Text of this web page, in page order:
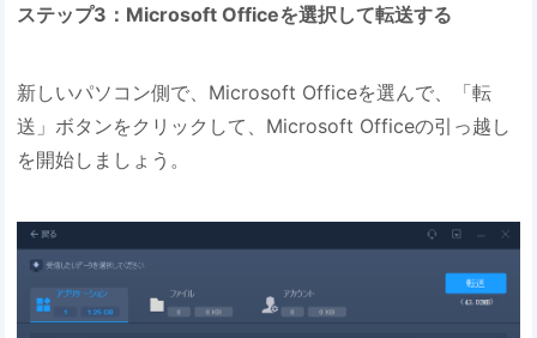
ステップ3：Microsoft Officeを選択して転送する
新しいパソコン側で、Microsoft Officeを選んで、「転
送」ボタンをクリックして、Microsoft Officeの引っ越し
を開始しましょう。